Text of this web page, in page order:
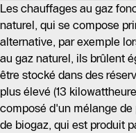
Les chauffages au gaz
naturel, qui se compose
alternative, par exemple
au gaz naturel, ils brûlent
être stocké dans des
plus élevé (13
composé d'un mélange
de biogaz, qui est produit